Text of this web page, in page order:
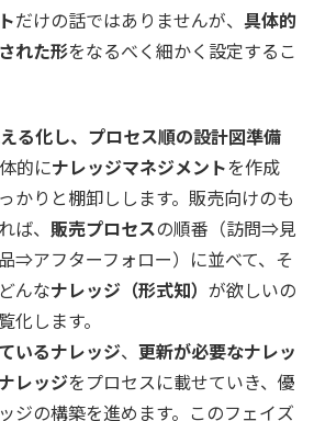
だけの話ではありませんが、 具体的
れた形をなるべく細かく設定するこ
る化し、プロセス順の設計図準備
的にナレッジマネジメントを作成
かりと棚卸しします。販売向けのも
ば、 販売プロセスの順番（訪問⇒見
アフターフォロー）に並べて、そ
んなナレッジ（形式知） が欲しいの
化します。
いるナレッジ、 更新が必要なナレッ
レッジをプロセスに載せていき、優
ジの構築を進めます。このフェイズ